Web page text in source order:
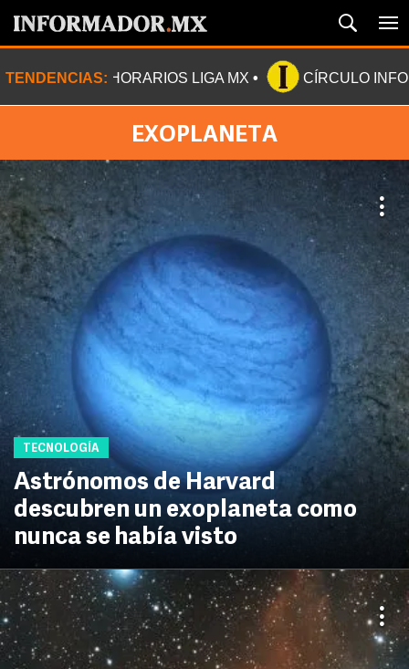
TENDENCIAS: HORARIOS LIGA MX CÍRCULO
EXOPLANETA
TECNOLOGÍA
Astrónomos de Harvard
descubren un exoplaneta como
nunca se había visto